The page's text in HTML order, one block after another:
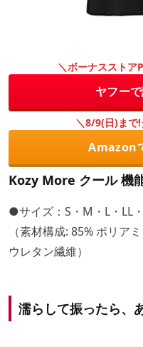
＼ボーナスストア
ヤフー
＼8/9(日)まで
Amazon
Kozy More クール 機
●サイズ：S・M・L・LL
（素材構成: 85% ポリア
ウレタン繊維）
濡らして振ったら、